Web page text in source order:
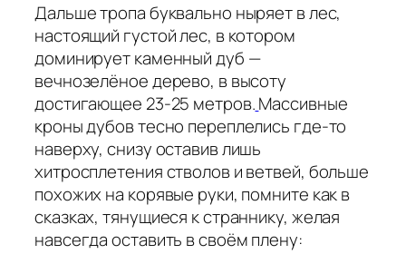
Дальше тропа буквально ныряет в лес,
настоящий густой лес, в котором
доминирует каменный дуб —
вечнозелёное дерево, в высоту
достигающее 23-25 метров.Массивные
кроны дубов тесно переплелись где-то
наверху, снизу оставив лишь
хитросплетения стволов и ветвей, больше
похожих на корявые руки, помните как в
сказках, тянущиеся к страннику, желая
навсегда оставить в своём плену: